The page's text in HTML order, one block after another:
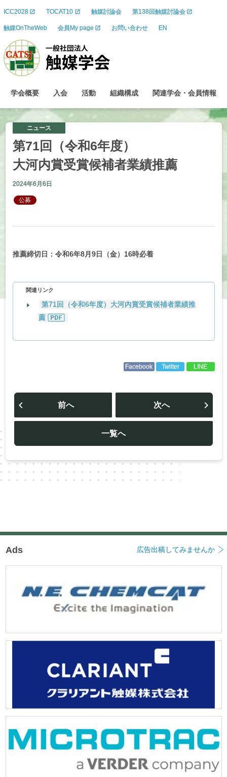
ICC2028 TOCAT10 触媒討論会 第138回触媒討論会
触媒OnTheWeb 会員My page お問い合わせ EN
学会概要 入会 活動 組織構成 関連学会 ・ 会員情報
ニュース
第71回 （令和6年度）
大河内賞受賞候補者業績推薦
2024年6月6日
公募
推薦締切日：令和6年8月9日（金）16時必着
関連リンク
第71回（令和6年度）大河内賞受賞候補者業績推
薦
Facebook Twitter LINE
投
ビ
ー
シ
ョ
前へ
一覧へ
次へ
Ads 広告出稿してみませんか